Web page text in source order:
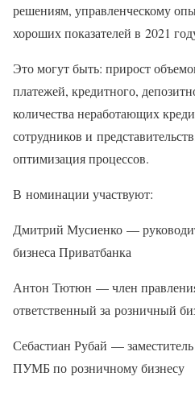
решениям, управленческому
хороших показателей в 2021
Это могут быть: прирост
платежей, кредитного,
количества неработающих
сотрудников и
оптимизация процессов.
В номинации участвуют:
Дмитрий Мусиенко —
бизнеса Приватбанка
Антон Тютюн — член
ответственный за розничный
Себастиан Рубай —
ПУМБ по розничному бизнесу